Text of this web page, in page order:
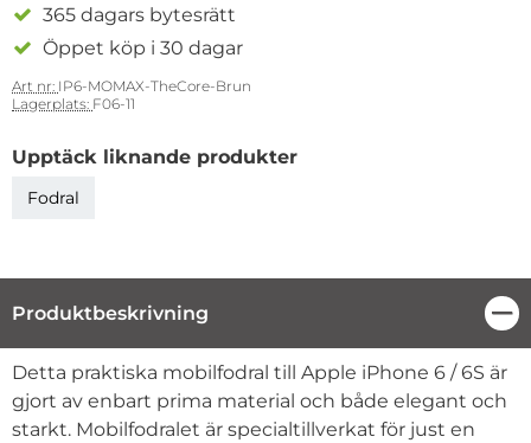
365 dagars bytesrätt
Öppet köp i 30 dagar
Art nr: IP6-MOMAX-TheCore-Brun
Lagerplats: F06-11
Upptäck liknande produkter
Fodral
Produktbeskrivning
Produktbeskrivning
Detta praktiska mobilfodral till Apple iPhone 6 / 6S är
gjort av enbart prima material och både elegant och
starkt. Mobilfodralet är specialtillverkat för just en